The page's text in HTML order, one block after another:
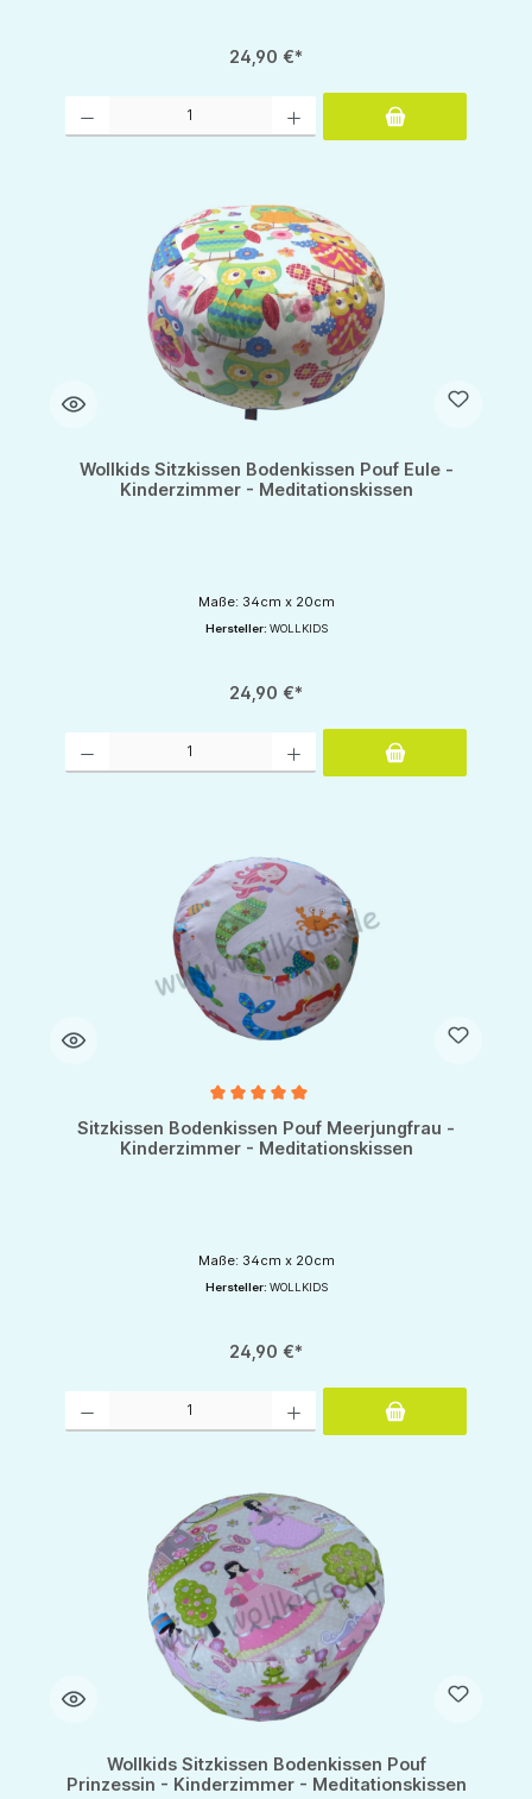
24,90 €*
Wollkids Sitzkissen Bodenkissen Pouf Eule -
Kinderzimmer - Meditationskissen
Maße: 34cm x 20cm
Hersteller: WOLLKIDS
24,90 €*
Sitzkissen Bodenkissen Pouf Meerjungfrau -
Kinderzimmer - Meditationskissen
Maße: 34cm x 20cm
Hersteller: WOLLKIDS
24,90 €*
Wollkids Sitzkissen Bodenkissen Pouf
Prinzessin - Kinderzimmer - Meditationskissen